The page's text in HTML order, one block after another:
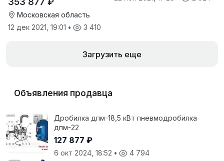
Московская область
12 дек 2021, 19:01 • 3 410
Загрузить еще
Объявления продавца
Дробилка дпм-18,5 кВт пневмодробилка
дпм-22
127 877 ₽
6 окт 2024, 18:52 •
4 794